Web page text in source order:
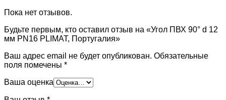
Пока нет отзывов.
Будьте первым, кто оставил отзыв на «Угол ПВХ 90° d 12
мм PN16 PLIMAT, Португалия»
Ваш адрес email не будет опубликован. Обязательные
поля помечены *
Ваша оценка